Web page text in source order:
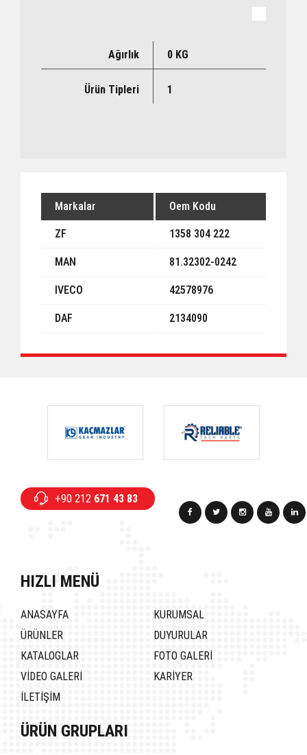
Ağırlık 0 KG
Ürün Tipleri 1
Markalar Oem Kodu
ZF 1358 304 222
MAN 81.32302-0242
IVECO 42578976
DAF 2134090
+90 212 671 43 83
HIZLI MENÜ
ANASAYFA
KURUMSAL
ÜRÜNLER
DUYURULAR
KATALOGLAR
FOTO GALERİ
VİDEO GALERİ
KARİYER
İLETİŞİM
ÜRÜN GRUPLARI